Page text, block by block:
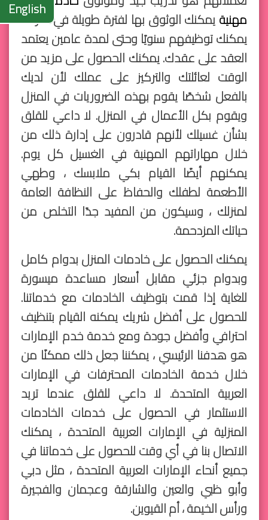
English
مهنيةيمكنك الوثوق بها لفترة طويلة في منزلك.
يمكنك توظيفهم سنويًا وحتى لمدة عامين يعتمد
العقد على عقدك. يمكنك الحصول على مزيد من
الوقت لعائلتك والتركيز على عملك لأن لديك
بالفعل شخصًا يقوم بهذه الضروريات في المنزل
ويقوم بكل الأعمال في المنزل. لا داعي للقلق
بشأن غسيلك لأنهم قادرون على إدارة ذلك من
خلال مهاراتهم المهنية في الغسيل كل يوم.
يمكنهم أيضًا القيام بكي ملابسك ، وطهي
الأطعمة لطفلك والحفاظ على النظافة العامة
لمنزلك ، وسيكون من المفيد جدًا التخلص من
حياتك المزدحمة.
يمكنك الحصول على خادمات المنزل بدوام كامل
وبدوام جزئي مقابل أسعار مساعدة ميسورة
للغاية إذا قمت بتوظيف الخادمات مع خدماتنا.
للحصول على أفضل شريك يمكنه القيام بتنظيف
احترافي وأفضل جودة ومع خدمة خدم الإمارات
هو هدفنا الرئيسي ، يمكننا جعل ذلك ممكنًا من
خلال خدمة الخادمات المحترفات في الإمارات
العربية المتحدة. لا داعي للقلق عندما تريد
الاستثمار في الحصول على خدمات الخادمات
المنزلية في الإمارات العربية المتحدة ، يمكنك
الاتصال بنا في أي وقت للحصول على خدماتنا في
جميع أنحاء الإمارات العربية المتحدة ، مثل دبي
وأبو ظبي والعين والشارقة وعجمان والفجيرة
ورأس الخيمة ، أم القيوين.